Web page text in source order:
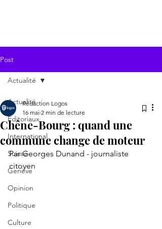
Post
Actualité
Editoriaux
International
Suisse
Genève
Opinion
Politique
Culture
Actualité
Chêne-Bourg : quand une
commune change de moteur
Rédaction Logos
16 mai 2 min de lecture
Par Georges Dunand - journaliste
citoyen